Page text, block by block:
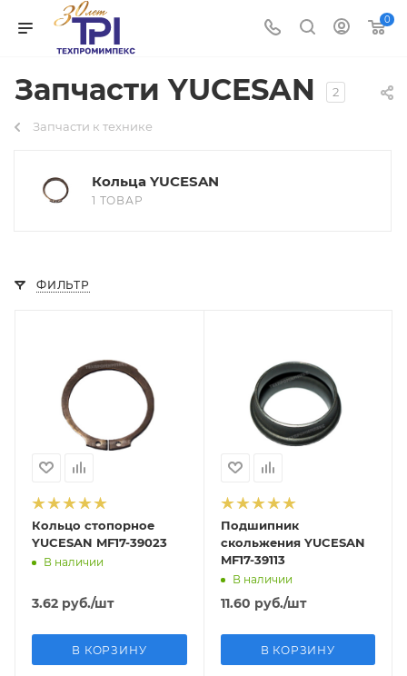
0
Запчасти YUCESAN 2
Запчасти к технике
Кольца YUCESAN
1 ТОВАР
ФИЛЬТР
Кольцо стопорное
YUCESAN MF17-39023
В наличии
3.62 руб./шт
В КОРЗИНУ
Подшипник
скольжения YUCESAN
MF17-39113
В наличии
11.60 руб./шт
В КОРЗИНУ